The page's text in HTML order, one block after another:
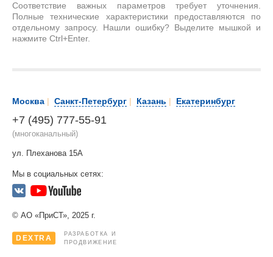
Соответствие важных параметров требует уточнения.
Полные технические характеристики предоставляются по
отдельному запросу. Нашли ошибку? Выделите мышкой и
нажмите Ctrl+Enter.
Москва | Санкт-Петербург | Казань | Екатеринбург
+7 (495) 777-55-91
(многоканальный)
ул. Плеханова 15А
Мы в социальных сетях:
© АО «ПриСТ», 2025 г.
DEXTRA
РАЗРАБОТКА И
ПРОДВИЖЕНИЕ